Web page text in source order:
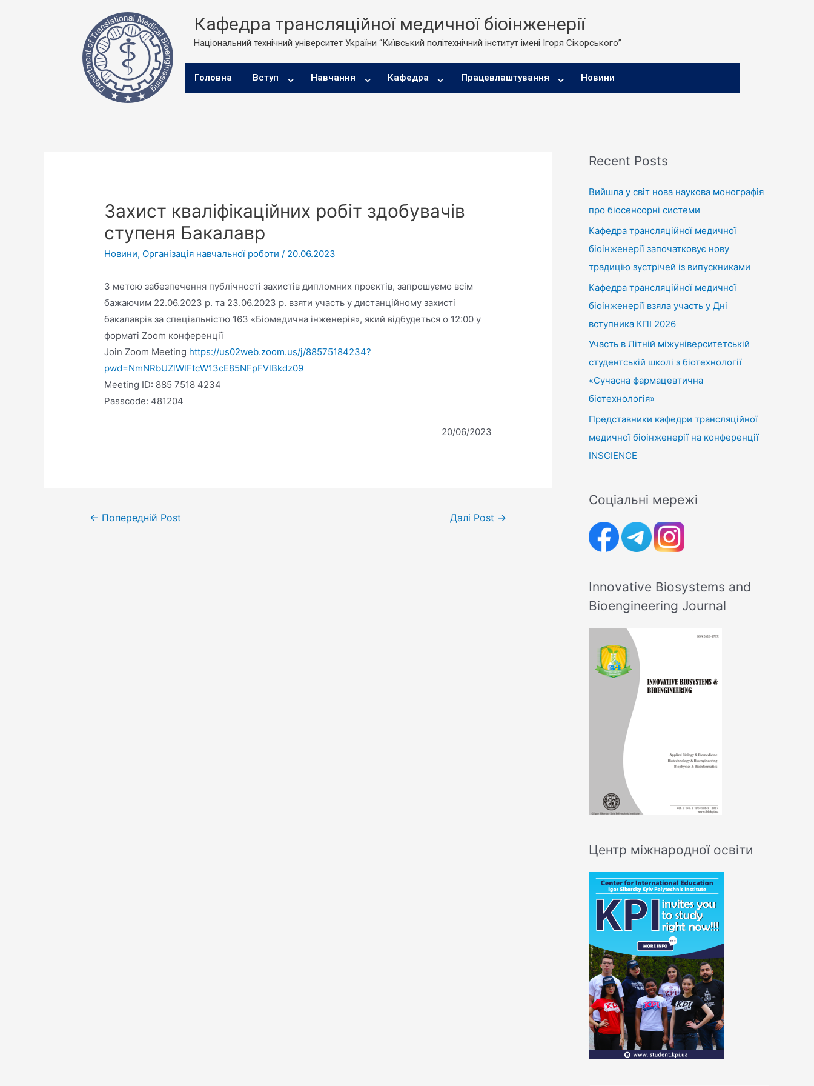
Кафедра трансляційної медичної біоінженерії
Національний технічний університет України “Київський політехнічний інститут імені Ігоря Сікорського”
Головна Вступ Навчання Кафедра Працевлаштування Новини
Захист кваліфікаційних робіт здобувачів
ступеня Бакалавр
Новини, Організація навчальної роботи / 20.06.2023
З метою забезпечення публічності захистів дипломних проєктів, запрошуємо всім
бажаючим 22.06.2023 р. та 23.06.2023 р. взяти участь у дистанційному захисті
бакалаврів за спеціальністю 163 «Біомедична інженерія», який відбудеться о 12:00 у
форматі Zoom конференції
Join Zoom Meeting https://us02web.zoom.us/j/88575184234?
pwd=NmNRbUZlWlFtcW13cE85NFpFVlBkdz09
Meeting ID: 885 7518 4234
Passcode: 481204
20/06/2023
← Попередній Post Далі Post →
Recent Posts
Вийшла у світ нова наукова монографія
про біосенсорні системи
Кафедра трансляційної медичної
біоінженерії започатковує нову
традицію зустрічей із випускниками
Кафедра трансляційної медичної
біоінженерії взяла участь у Дні
вступника КПІ 2026
Участь в Літній міжуніверситетській
студентській школі з біотехнології
«Сучасна фармацевтична
біотехнологія»
Представники кафедри трансляційної
медичної біоінженерії на конференції
INSCIENCE
Соціальні мережі
Innovative Biosystems and
Bioengineering Journal
Центр міжнародної освіти